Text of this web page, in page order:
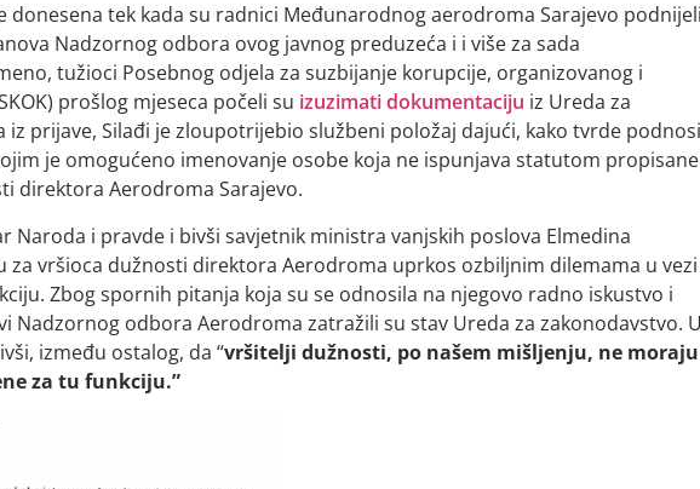
donesena tek kada su radnici Međunarodnog aerodroma Sarajevo
Nadzornog odbora ovog javnog preduzeća i i više za sada
tužioci Posebnog odjela za suzbijanje korupcije, organizovanog i
prošlog mjeseca počeli su izuzimati dokumentaciju iz Ureda za
iz prijave, Silađi je zloupotrijebio službeni položaj dajući, kako tvrde
je omogućeno imenovanje osobe koja ne ispunjava statutom propisane
direktora Aerodroma Sarajevo.
Naroda i pravde i bivši savjetnik ministra vanjskih poslova Elmedina
za vršioca dužnosti direktora Aerodroma uprkos ozbiljnim dilemama u
Zbog spornih pitanja koja su se odnosila na njegovo radno iskustvo i
Nadzornog odbora Aerodroma zatražili su stav Ureda za zakonodavstvo.
između ostalog, da “vršitelji dužnosti, po našem mišljenju, ne moraju
za tu funkciju.”